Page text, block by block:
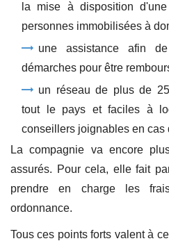
la mise à disposition
personnes immobilisées à
une assistance afin
démarches pour être
un réseau de plus de
tout le pays et faciles à
conseillers joignables en cas
La compagnie va encore
assurés. Pour cela, elle fait
prendre en charge les
ordonnance.
Tous ces points forts valent à